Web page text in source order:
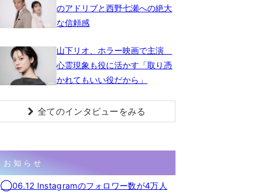
のアドリブと西野七瀬への絶大
な信頼感
山下リオ、ホラー映画で主演
心霊現象も役に活かす「取り憑
かれてもいい役だから」
全てのインタビューをみる
お知らせ
◯06.12 Instagramのフォロワー数が4万人